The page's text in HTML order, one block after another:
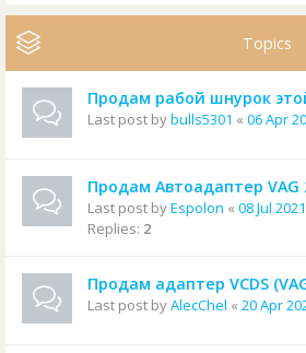
Topics
Продам рабой шнурок
Last post bybulls5301 « 06 Apr
Продам Автоадаптер VAG
Last post byEspolon « 08 Jul
Replies: 2
Продам адаптер VCDS
Last post byAlecChel « 20 Apr